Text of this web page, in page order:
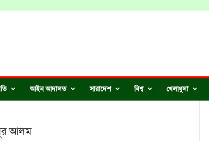
আইন আদালত সারাদেশ বিশ্ব খেলাধুলা
আলম